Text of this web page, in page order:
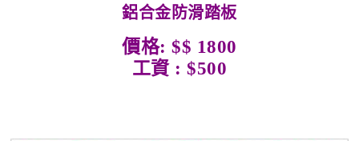
鋁合金防滑踏板
價格: $$ 1800
工資 : $500